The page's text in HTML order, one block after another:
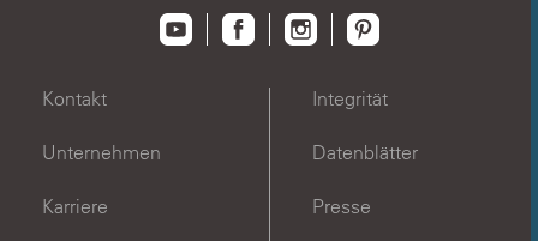
Kontakt
Unternehmen
Karriere
Integrität
Datenblätter
Presse